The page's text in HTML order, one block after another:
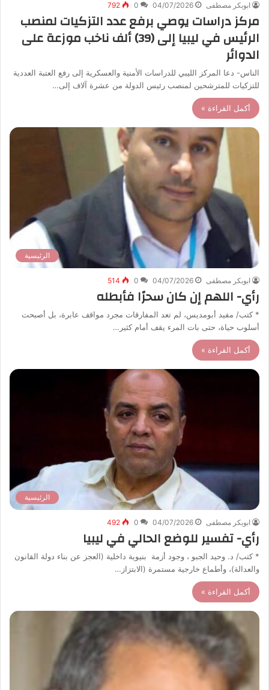
ابوبكر مصطفى 04/07/2026
0
792
مركز دراسات يوصي برفع عدد التزكيات لمنصب
الرئيس في ليبيا إلى (39) ألف ناخب موزعة على
الدوائر
الناس- دعا المركز الليبي للدراسات الأمنية والعسكرية إلى رفع العتبة العددية
للتزكيات للمترشحين لمنصب رئيس الدولة من عشرة آلاف إلى…
أكمل القراءة »
الرئيسية
ابوبكر مصطفى 04/07/2026
0
514
رأي- اللهم إن كان سحرًا فأبطله
* كتب/ مفيد أبومديس، لم تعد المفارقات مجرد مواقف عابرة، بل أصبحت
أسلوب حياة، حتى بات المرء يقف أمام كثير…
أكمل القراءة »
الرئيسية
ابوبكر مصطفى 04/07/2026
0
492
رأي- تفسير للوضع الحالي في ليبيا
* كتب/ د. وحيد الجبو ، وجود أزمة بنيوية داخلية (العجز عن بناء دولة القانون
والعدالة)، وأطماع خارجية مستمرة (الابتزاز…
أكمل القراءة »